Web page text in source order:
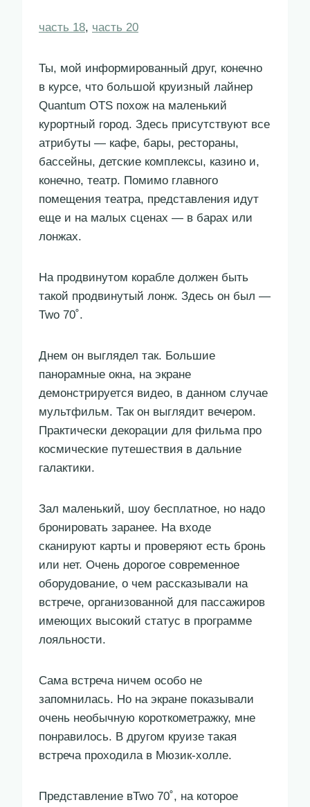
часть 18, часть 20
Ты, мой информированный друг, конечно
в курсе, что большой круизный лайнер
Quantum OTS похож на маленький
курортный город. Здесь присутствуют все
атрибуты — кафе, бары, рестораны,
бассейны, детские комплексы, казино и,
конечно, театр. Помимо главного
помещения театра, представления идут
еще и на малых сценах — в барах или
лонжах.
На продвинутом корабле должен быть
такой продвинутый лонж. Здесь он был —
Two 70˚.
Днем он выглядел так. Большие
панорамные окна, на экране
демонстрируется видео, в данном случае
мультфильм. Так он выглядит вечером.
Практически декорации для фильма про
космические путешествия в дальние
галактики.
Зал маленький, шоу бесплатное, но надо
бронировать заранее. На входе
сканируют карты и проверяют есть бронь
или нет. Очень дорогое современное
оборудование, о чем рассказывали на
встрече, организованной для пассажиров
имеющих высокий статус в программе
лояльности.
Сама встреча ничем особо не
запомнилась. Но на экране показывали
очень необычную короткометражку, мне
понравилось. В другом круизе такая
встреча проходила в Мюзик-холле.
Представление вTwo 70˚, на которое